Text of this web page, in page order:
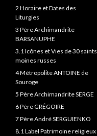
2 Horaire et Dates des
Liturgies
3 Père Archimandrite
BARSANUPHE
3.1 Icônes et Vies de 30 saints
moines russes
4 Métropolite ANTOINE de
Souroge
5 Père Archimandrite SERGE
6 Père GRÉGOIRE
7 Père André SERGUIENKO
8.1 Label Patrimoine religieux